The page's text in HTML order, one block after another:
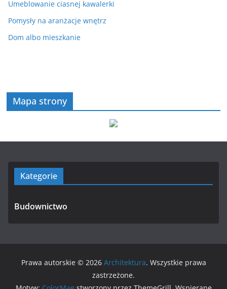
Umeblowanie ciasnej kawalerki
Pomysły na aranżacje wnętrz
Dom albo mieszkanie
Mapa strony
Kategorie
Budownictwo
Prawa autorskie © 2026 Architektura. Wszystkie prawa
zastrzeżone.